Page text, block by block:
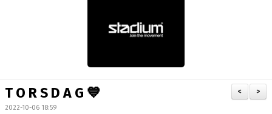
TRUPPEN
>
<
T O R S D A G 💙
2022-10-06 18:59